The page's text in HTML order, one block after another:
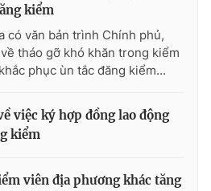
kiểm
có văn bản trình Chính phủ,
tháo gỡ khó khăn trong kiểm
phục ùn tắc đăng kiểm...
việc ký hợp đồng lao động
kiểm
viên địa phương khác tăng